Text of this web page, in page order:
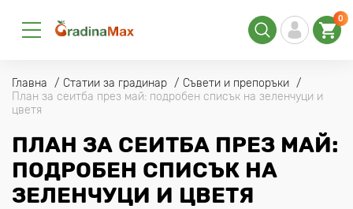
0
Главна Статии за градинар
Съвети и препоръки
План за сеитба през май: подробен списък на зеленчуци и
цветя
ПЛАН ЗА СЕИТБА ПРЕЗ МАЙ:
ПОДРОБЕН СПИСЪК НА
ЗЕЛЕНЧУЦИ И ЦВЕТЯ